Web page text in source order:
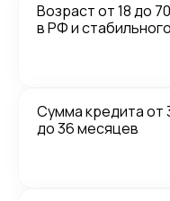
Возраст от 18 до
в РФ и
Сумма кредита от
до 36 месяцев